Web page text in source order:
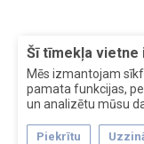
Šī tīmekļa
Mēs izmantojam
pamata funkcijas,
un analizētu mūsu
Piekrītu